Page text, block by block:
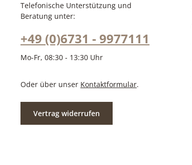
Telefonische Unterstützung und
Beratung unter:
+49 (0)6731 - 9977111
Mo-Fr, 08:30 - 13:30 Uhr
Oder über unser Kontaktformular.
Vertrag widerrufen